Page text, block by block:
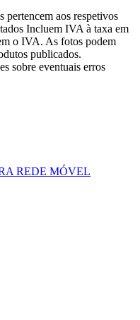
pertencem aos respetivos
Incluem IVA à taxa em
o IVA. As fotos podem
publicados.
sobre eventuais erros
REDE MÓVEL